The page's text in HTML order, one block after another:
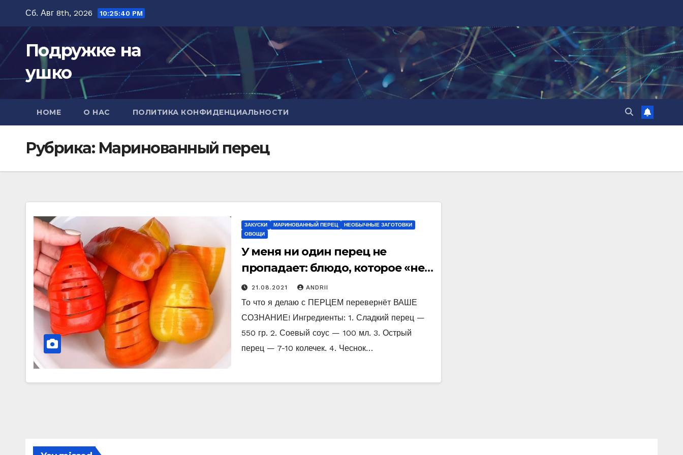
содержимому
Сб. Авг 8th, 2026 10:25:40 PM
Подружке на
ушко
HOME О НАС ПОЛИТИКА КОНФИДЕНЦИАЛЬНОСТИ
Рубрика: Маринованный перец
ЗАКУСКИ МАРИНОВАННЫЙ ПЕРЕЦ
НЕОБЫЧНЫЕ ЗАГОТОВКИ
ОВОЩИ
У меня ни один перец не
пропадает: блюдо, которое «не
приедается» никогда!
21.08.2021 ANDRII
То что я делаю с ПЕРЦЕМ перевернёт ВАШЕ
СОЗНАНИЕ! Ингредиенты: 1. Сладкий перец —
550 гр. 2. Соевый соус — 100 мл. 3. Острый
перец — 7-10 колечек. 4. Чеснок…